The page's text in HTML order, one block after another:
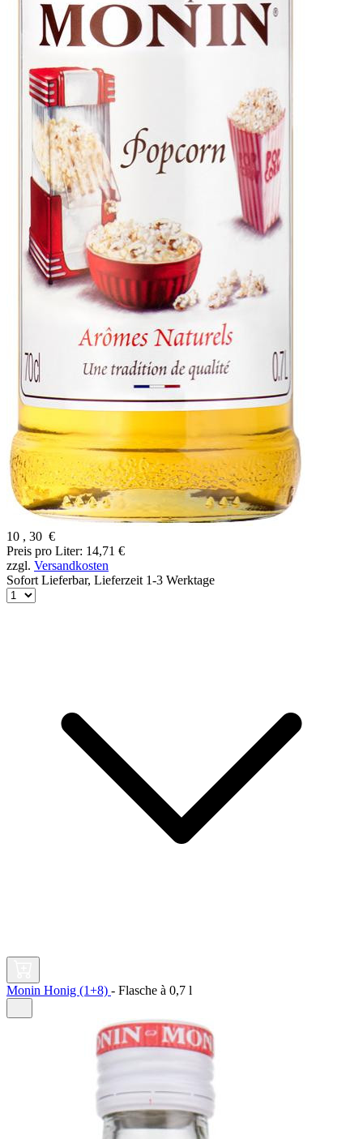
10 , 30 €
Preis pro Liter: 14,71 €
zzgl. Versandkosten
Sofort Lieferbar, Lieferzeit 1-3 Werktage
Monin Honig (1+8) - Flasche à 0,7 l